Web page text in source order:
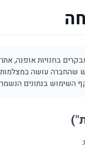
השימוש שהחברה עושה
השימוש בנתונים